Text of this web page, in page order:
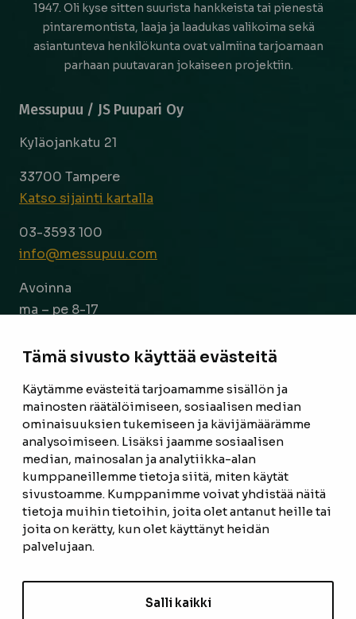
Tämä sivusto käyttää evästeitä
Käytämme evästeitä tarjoamamme sisällön ja
mainosten räätälöimiseen, sosiaalisen median
ominaisuuksien tukemiseen ja kävijämäärämme
analysoimiseen. Lisäksi jaamme sosiaalisen
median, mainosalan ja analytiikka-alan
kumppaneillemme tietoja siitä, miten käytät
sivustoamme. Kumppanimme voivat yhdistää näitä
tietoja muihin tietoihin, joita olet antanut heille tai
joita on kerätty, kun olet käyttänyt heidän
palvelujaan.
Salli kaikki
1947. Oli kyse sitten suurista hankkeista tai pienestä
pintaremontista, laaja ja laadukas valikoima sekä
asiantunteva henkilökunta ovat valmiina tarjoamaan
parhaan puutavaran jokaiseen projektiin.
Messupuu / JS Puupari Oy
Kyläojankatu 21
33700 Tampere
Katso sijainti kartalla
03-3593 100
info@messupuu.com
Avoinna
ma – pe 8-17
ETUSIVU
TUOTTEET
REFERENSSIT
OTA YHTEYTTÄ
TIETOSUOJASELOSTE